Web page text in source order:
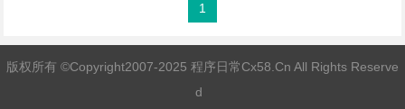
1
版权所有 ©Copyright2007-2025 程序日常Cx58.Cn All Rights Reserve
d